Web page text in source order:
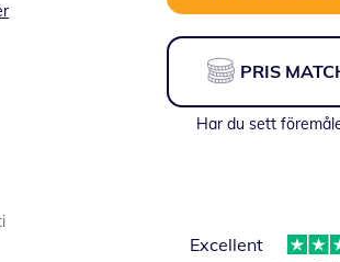
PRIS
Har du sett
Excellent